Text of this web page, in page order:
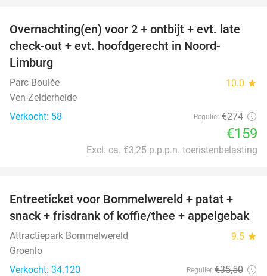
42%
Overnachting(en) voor 2 + ontbijt + evt. late
check-out + evt. hoofdgerecht in Noord-
Limburg
Parc Boulée 10.0 star
Ven-Zelderheide
Verkocht: 58
Regulier €274
€159
Excl. ca. €3,25 p.p.p.n. toeristenbelasting
23%
Entreeticket voor Bommelwereld + patat +
snack + frisdrank of koffie/thee + appelgebak
Attractiepark Bommelwereld 9.5 star
Groenlo
Verkocht: 34.120
Regulier €35,50